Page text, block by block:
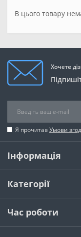
В цього товару
Хочете
Я прочитавУмови
Інформація
Категорії
Час роботи